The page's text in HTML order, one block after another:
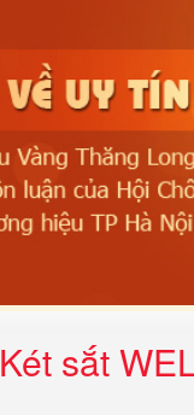
Két sắt